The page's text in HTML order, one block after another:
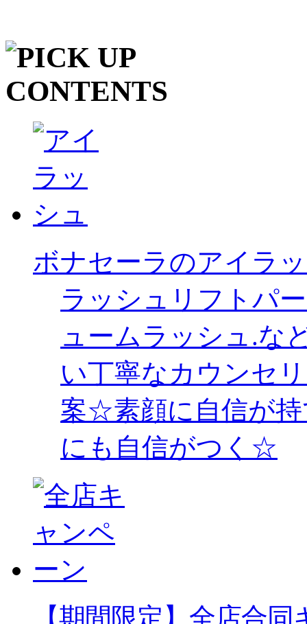
ボナセーラのアイラ
ラッシュリフトパ
ュームラッシュ.な
い丁寧なカウンセ
案☆素顔に自信が
にも自信がつく☆
【期間限定】全店合